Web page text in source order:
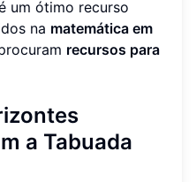
um ótimo recurso
na matemática em
recursos para
a Tabuada